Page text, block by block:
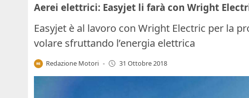
Aerei elettrici: Easyjet li farà con Wright
Easyjet è al lavoro con Wright Electric per la
volare sfruttando l’energia elettrica
Redazione Motori - 31 Ottobre 2018